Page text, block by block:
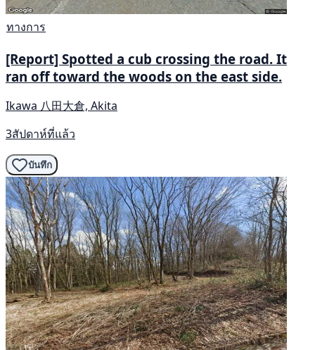
ทางการ
[Report] Spotted a cub crossing the road. It
ran off toward the woods on the east side.
Ikawa 八田大倉, Akita
3สัปดาห์ที่แล้ว
บันทึก